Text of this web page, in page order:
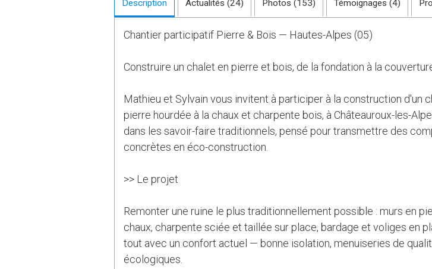
Description Actualités (24) Photos (153) Témoignages (4)
Chantier participatif Pierre & Bois — Hautes-Alpes (05)
Construire un chalet en pierre et bois, de la fondation à la
Mathieu et Sylvain vous invitent à participer à la construction d'un
pierre hourdée à la chaux et charpente bois, à Châteauroux-les-
dans les savoir-faire traditionnels, pensé pour transmettre des
concrètes en éco-construction.
>> Le projet
Remonter une ruine le plus traditionnellement possible : murs en
chaux, charpente sciée et taillée sur place, bardage et voliges en
tout avec un confort actuel — bonne isolation, menuiseries de
écologiques.